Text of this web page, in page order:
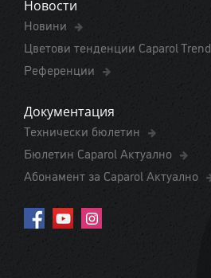
Новости
Новини
Цветови тенденции Caparol Trend
Референции
Документация
Технически бюлетин
Бюлетин Caparol Актуално
Абонамент за Caparol Актуално